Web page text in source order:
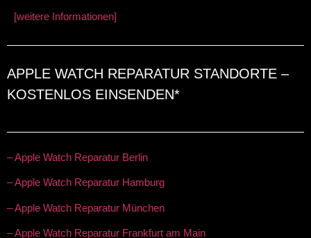
[weitere Informationen]
APPLE WATCH REPARATUR STANDORTE –
KOSTENLOS EINSENDEN*
– Apple Watch Reparatur Berlin
– Apple Watch Reparatur Hamburg
– Apple Watch Reparatur München
– Apple Watch Reparatur Frankfurt am Main